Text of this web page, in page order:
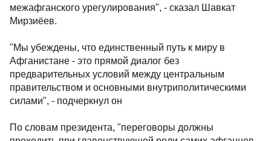
межафганского урегулирования", - сказал Шавкат
Мирзиёев.
"Мы убеждены, что единственный путь к миру в
Афганистане - это прямой диалог без
предварительных условий между центральным
правительством и основными внутриполитическими
силами", - подчеркнул он
По словам президента, "переговоры должны